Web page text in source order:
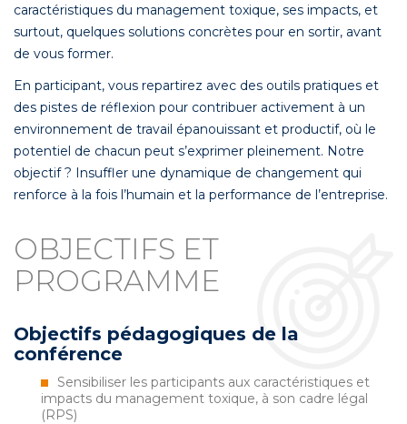
caractéristiques du management toxique, ses impacts, et
surtout, quelques solutions concrètes pour en sortir, avant
de vous former.
En participant, vous repartirez avec des outils pratiques et
des pistes de réflexion pour contribuer activement à un
environnement de travail épanouissant et productif, où le
potentiel de chacun peut s’exprimer pleinement. Notre
objectif ? Insuffler une dynamique de changement qui
renforce à la fois l’humain et la performance de l’entreprise.
OBJECTIFS ET
PROGRAMME
Objectifs pédagogiques de la
conférence
Sensibiliser les participants aux caractéristiques et
impacts du management toxique, à son cadre légal
(RPS)